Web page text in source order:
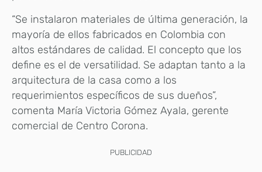
“Se instalaron materiales de última generación, la
mayoría de ellos fabricados en Colombia con
altos estándares de calidad. El concepto que los
define es el de versatilidad. Se adaptan tanto a la
arquitectura de la casa como a los
requerimientos específicos de sus dueños”,
comenta María Victoria Gómez Ayala, gerente
comercial de Centro Corona.
PUBLICIDAD